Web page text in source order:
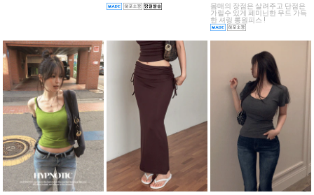
몸매의 장점은 살려주고 단점은
가릴수 있게 페미닌한 무드 가득
한 셔링 롱원피스 !